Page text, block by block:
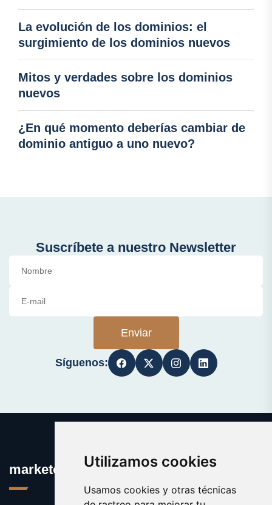
Utilizamos cookies
Usamos cookies y otras técnicas
La evolución de los dominios: el
surgimiento de los dominios nuevos
Mitos y verdades sobre los dominios
nuevos
¿En qué momento deberías cambiar de
dominio antiguo a uno nuevo?
Suscríbete a nuestro Newsletter
Enviar
Síguenos:
marketofdomains.com